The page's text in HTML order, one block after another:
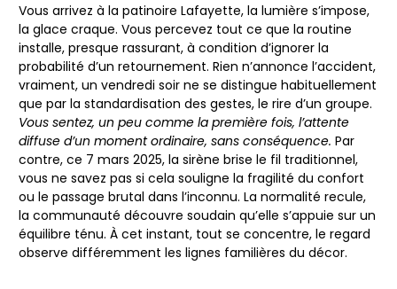
Vous arrivez à la patinoire Lafayette, la lumière s’impose,
la glace craque. Vous percevez tout ce que la routine
installe, presque rassurant, à condition d’ignorer la
probabilité d’un retournement. Rien n’annonce l’accident,
vraiment, un vendredi soir ne se distingue habituellement
que par la standardisation des gestes, le rire d’un groupe.
Vous sentez, un peu comme la première fois, l’attente
diffuse d’un moment ordinaire, sans conséquence. Par
contre, ce 7 mars 2025, la sirène brise le fil traditionnel,
vous ne savez pas si cela souligne la fragilité du confort
ou le passage brutal dans l’inconnu. La normalité recule,
la communauté découvre soudain qu’elle s’appuie sur un
équilibre ténu. À cet instant, tout se concentre, le regard
observe différemment les lignes familières du décor.